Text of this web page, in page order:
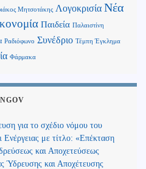
Μητσοτάκης Λογοκρισία Νέα
Παιδεία Παλαιστίνη
Ραδιόφωνο Συνέδριο Τέμπη Έγκλημα
Φάρμακα
για το σχέδιο νόμου του
Ενέργειας με τίτλο: «Επέκταση
και Αποχετεύσεως
Ύδρευσης και Αποχέτευσης